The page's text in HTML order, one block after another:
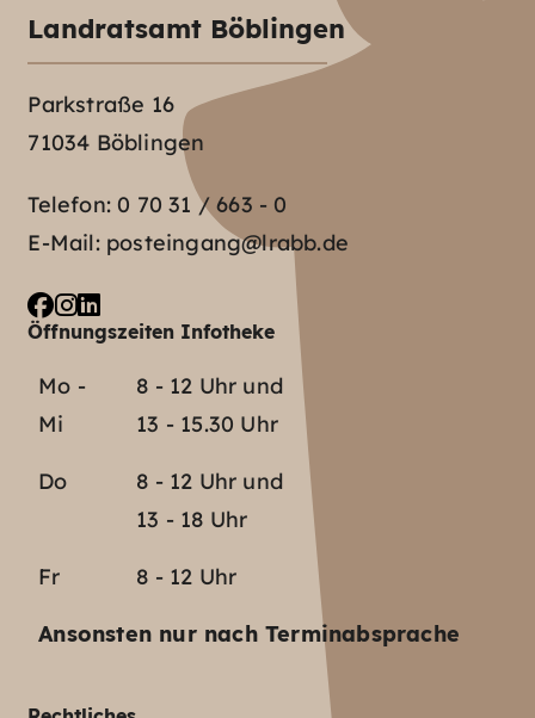
Landratsamt Böblingen
Parkstraße 16
71034 Böblingen
Telefon:0 70 31 / 663 - 0
E-Mail: posteingang@lrabb.de
Öffnungszeiten Infotheke
Mo -
Mi
8 - 12 Uhr und
13 - 15.30 Uhr
Do
8 - 12 Uhr und
13 - 18 Uhr
Fr 8 - 12 Uhr
Ansonsten nur nach Terminabsprache